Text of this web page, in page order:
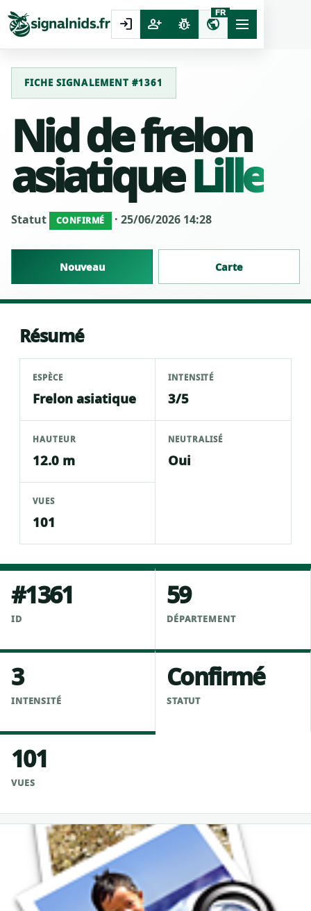
login person_add pest_control public
FR
FICHE SIGNALEMENT #1361
Nid de frelon
asiatiqueLille
Statut CONFIRMÉ · 25/06/2026 14:28
Nouveau Carte
Résumé
ESPÈCE
Frelon asiatique
INTENSITÉ
3/5
HAUTEUR
12.0 m
NEUTRALISÉ
Oui
VUES
101
#1361
ID
59
DÉPARTEMENT
3
INTENSITÉ
Confirmé
STATUT
101
VUES